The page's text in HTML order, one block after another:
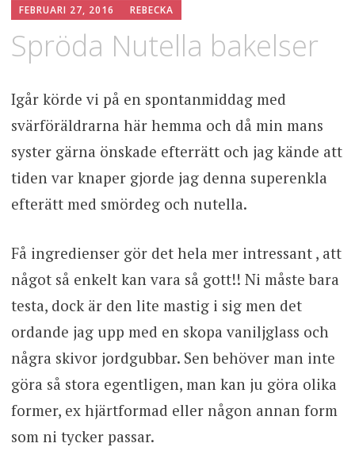
FEBRUARI 27, 2016 REBECKA
Spröda Nutella bakelser
Igår körde vi på en spontanmiddag med
svärföräldrarna här hemma och då min mans
syster gärna önskade efterrätt och jag kände att
tiden var knaper gjorde jag denna superenkla
efterätt med smördeg och nutella.
Få ingredienser gör det hela mer intressant , att
något så enkelt kan vara så gott!! Ni måste bara
testa, dock är den lite mastig i sig men det
ordande jag upp med en skopa vaniljglass och
några skivor jordgubbar. Sen behöver man inte
göra så stora egentligen, man kan ju göra olika
former, ex hjärtformad eller någon annan form
som ni tycker passar.